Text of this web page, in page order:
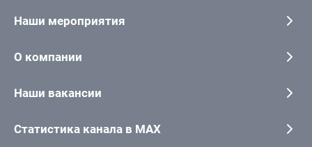
Наши мероприятия
О компании
Наши вакансии
Статистика канала в MAX